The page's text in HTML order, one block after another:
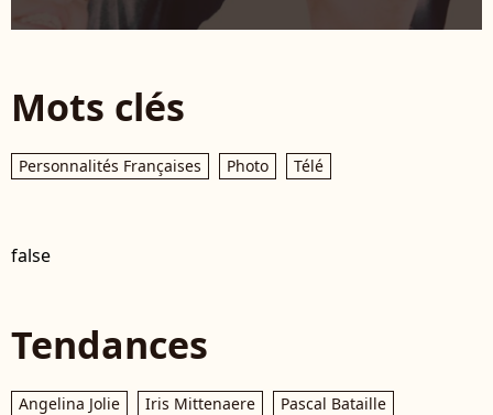
Mots clés
Personnalités Françaises Photo Télé
false
Tendances
Angelina Jolie Iris Mittenaere
Pascal Bataille